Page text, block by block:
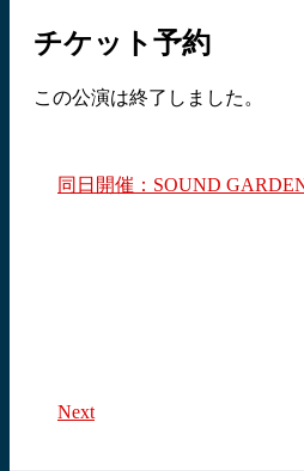
チケット予約
この公演は終了しました。
同日開催：SOUND
Next